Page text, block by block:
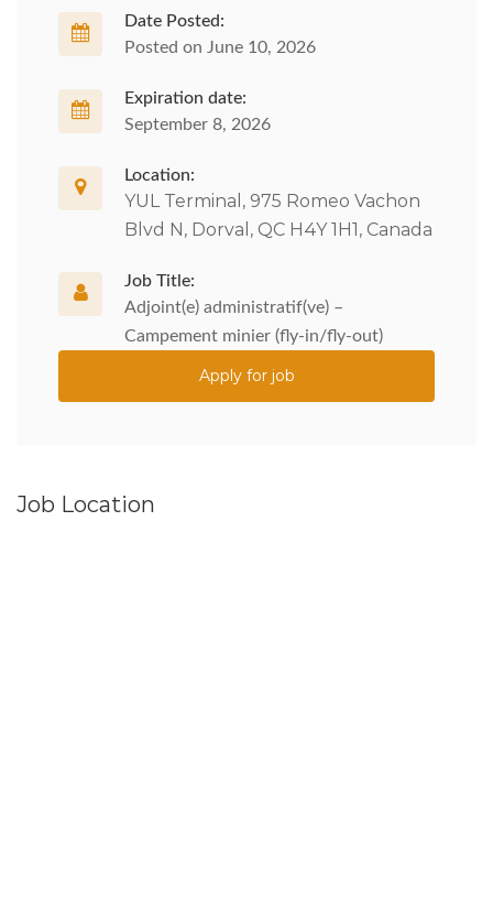
Date Posted:
Posted on June 10, 2026
Expiration date:
September 8, 2026
Location:
YUL Terminal, 975 Romeo Vachon
Blvd N, Dorval, QC H4Y 1H1, Canada
Job Title:
Adjoint(e) administratif(ve) –
Campement minier (fly-in/fly-out)
Apply for job
Job Location